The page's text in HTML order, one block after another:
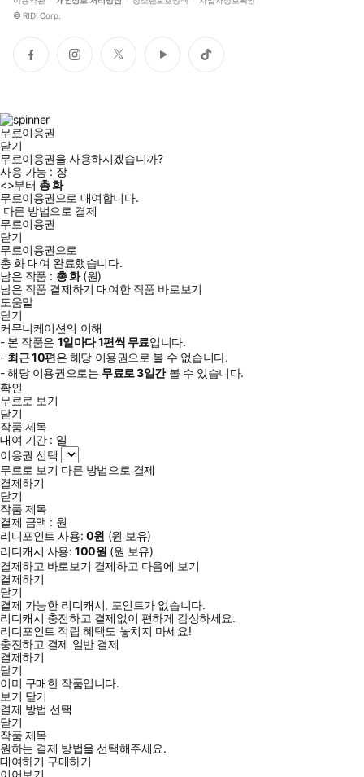
© RIDI Corp.
페
이
인
스
트
위
유
튜
틱
톡
무료이용권
닫기
무료이용권을 사용하시겠습니까?
사용 가능 : 장
<>부터 총화
무료이용권으로 대여합니다.
다른 방법으로 결제
무료이용권
닫기
무료이용권으로
총 화대여 완료했습니다.
남은 작품 : 총화(원)
남은 작품 결제하기 대여한 작품 바로보기
도움말
닫기
커뮤니케이션의 이해
- 본 작품은 1일마다1편씩 무료입니다.
- 최근10편은 해당 이용권으로 볼 수 없습니다.
- 해당 이용권으로는 무료로3일간볼 수 있습니다.
확인
무료로 보기
닫기
작품 제목
대여 기간 : 일
이용권 선택
무료로 보기 다른 방법으로 결제
결제하기
닫기
작품 제목
결제 금액 : 원
리디포인트 사용: 0원 (원 보유)
리디캐시 사용:100원 (원 보유)
결제하고 바로보기 결제하고 다음에 보기
결제하기
닫기
결제 가능한 리디캐시, 포인트가 없습니다.
리디캐시 충전하고 결제없이 편하게 감상하세요.
리디포인트 적립 혜택도 놓치지 마세요!
충전하고 결제 일반 결제
결제하기
닫기
이미 구매한 작품입니다.
보기 닫기
결제 방법 선택
닫기
작품 제목
원하는 결제 방법을 선택해주세요.
대여하기 구매하기
이어보기